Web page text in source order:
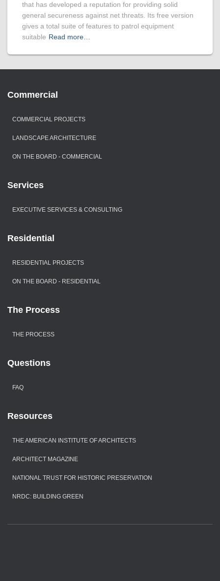
that has developed a reputation for providing solid
general secureness against net threats. Its free version
gives a total suite of features to patrol equipment
suitable Read more…
Commercial
COMMERCIAL PROJECTS
LANDSCAPE ARCHITECTURE
ON THE BOARD - COMMERCIAL
Services
EXECUTIVE SERVICES & CONSULTING
Residential
RESIDENTIAL PROJECTS
ON THE BOARD - RESIDENTIAL
The Process
THE PROCESS
Questions
FAQ
Resources
THE AMERICAN INSTITUTE OF ARCHITECTS
ARCHITECT MAGAZINE
NATIONAL TRUST FOR HISTORIC PRESERVATION
NRDC: BUILDING GREEN